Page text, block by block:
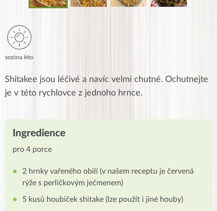
sezóna léto
Shitakee jsou léčivé a navíc velmi chutné. Ochutnejte
je v této rychlovce z jednoho hrnce.
Ingredience
pro 4 porce
2 hrnky vařeného obilí (v našem receptu je červená
rýže s perličkovým ječmenem)
5 kusů houbiček shitake (lze použít i jiné houby)